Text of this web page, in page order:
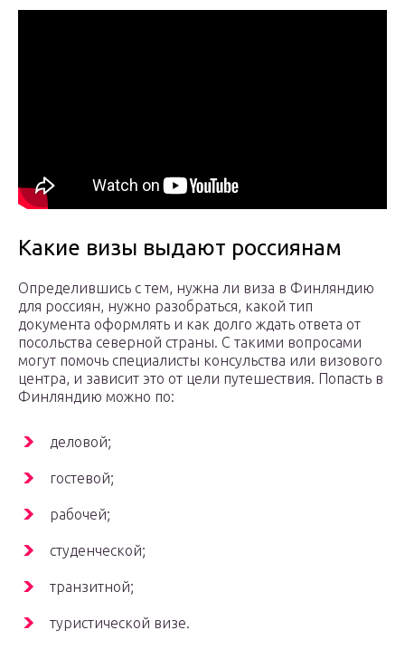
Какие визы выдают россиянам
Определившись с тем, нужна ли виза в Финляндию
для россиян, нужно разобраться, какой тип
документа оформлять и как долго ждать ответа от
посольства северной страны. С такими вопросами
могут помочь специалисты консульства или визового
центра, и зависит это от цели путешествия. Попасть в
Финляндию можно по:
деловой;
гостевой;
рабочей;
студенческой;
транзитной;
туристической визе.